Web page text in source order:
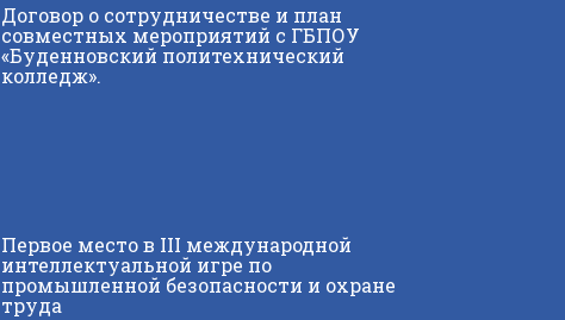
Договор о сотрудничестве и план
совместных мероприятий с ГБПОУ
«Буденновский политехнический
колледж».
Первое место в III международной
интеллектуальной игре по
промышленной безопасности и охране
труда